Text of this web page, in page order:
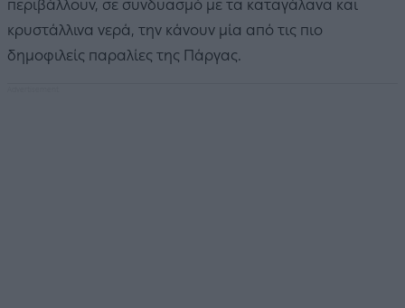
περιβάλλουν, σε συνδυασμό με τα καταγάλανα και
κρυστάλλινα νερά, την κάνουν μία από τις πιο
δημοφιλείς παραλίες της Πάργας.